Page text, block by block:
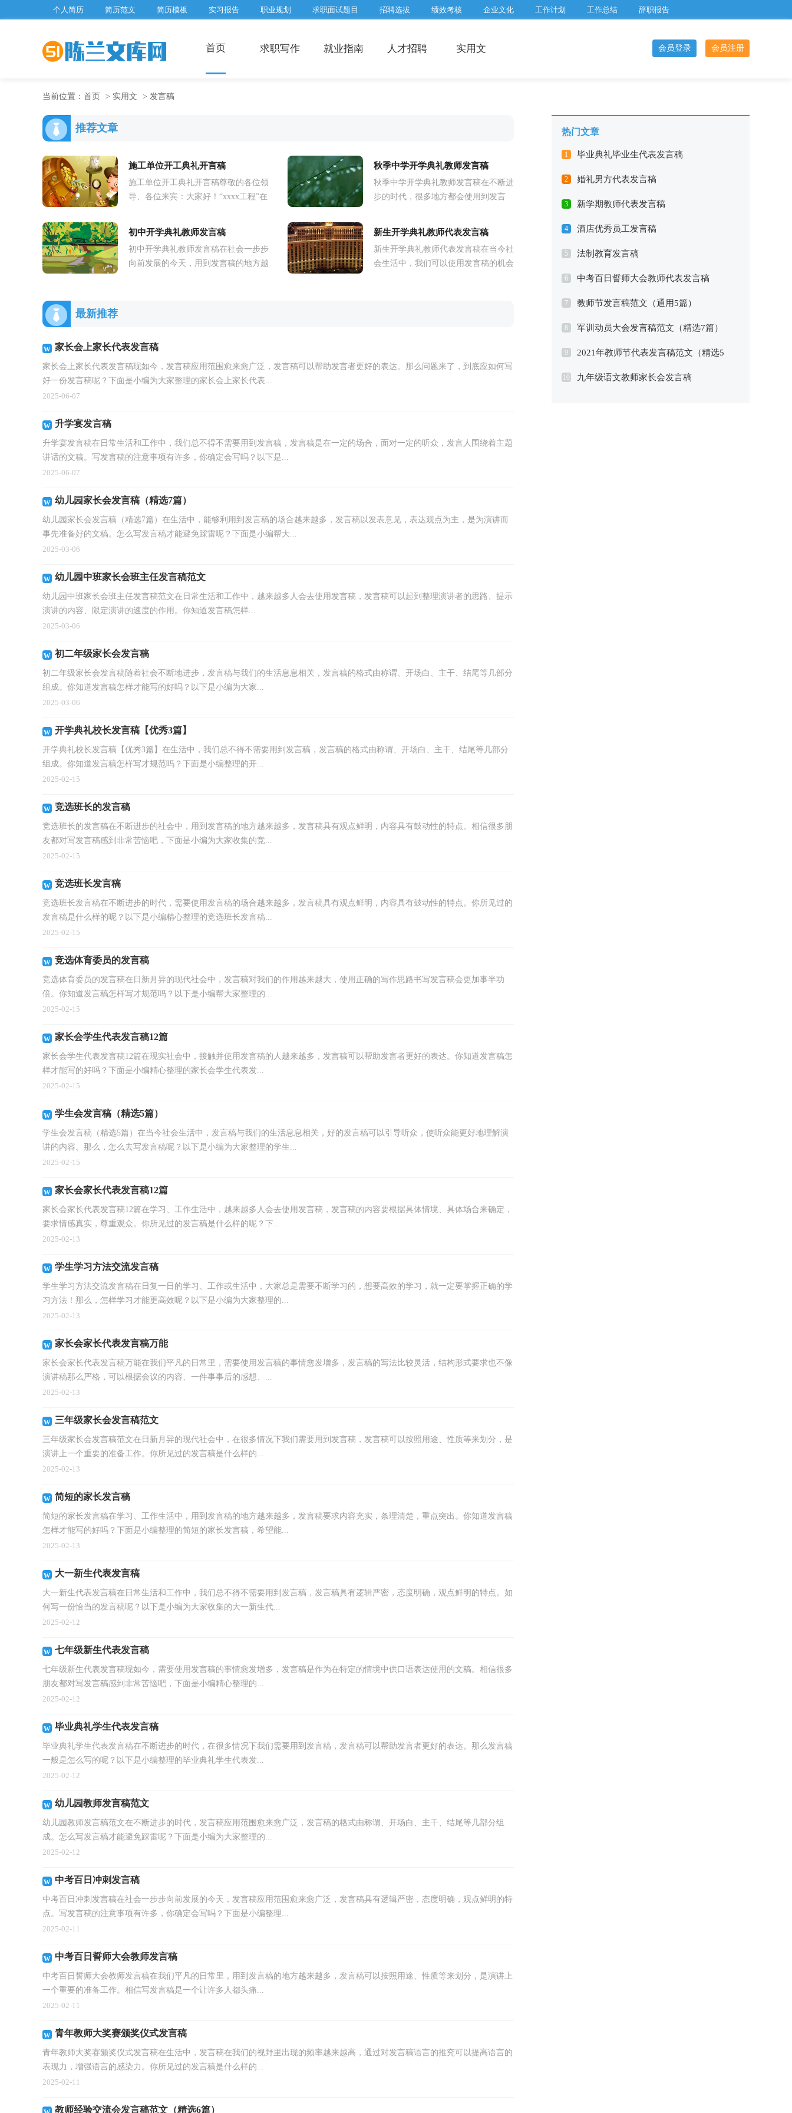
个人简历 简历范文 简历模板 实习报告 职业规划 求职面试题目 招聘选拔 绩效考核 企业文化 工作计划 工作总结 辞职报告
首页 求职写作 就业指南 人才招聘 实用文 会员登录 会员注册
当前位置： 首页 > 实用文 > 发言稿
推荐文章
施工单位开工典礼开言稿
施工单位开工典礼开言稿尊敬的各位领
导、各位来宾：大家好！“xxxx工程”在
下，于20xx年12月20日在这里隆重举...
秋季中学开学典礼教师发言稿
秋季中学开学典礼教师发言稿在不断进
步的时代，很多地方都会使用到发言
体场合来确定，要求情感真实，尊重观
众。...
初中开学典礼教师发言稿
初中开学典礼教师发言稿在社会一步步
向前发展的今天，用到发言稿的地方越
新生开学典礼教师代表发言稿
新生开学典礼教师代表发言稿在当今社
会生活中，我们可以使用发言稿的机会
最新推荐
家长会上家长代表发言稿
家长会上家长代表发言稿现如今，发言稿应用范围愈来愈广泛，发言稿可以帮助发言者更好的表达。那么问题来了，到底应如何写
好一份发言稿呢？下面是小编为大家整理的家长会上家长代表...
2025-06-07
升学宴发言稿
升学宴发言稿在日常生活和工作中，我们总不得不需要用到发言稿，发言稿是在一定的场合，面对一定的听众，发言人围绕着主题
讲话的文稿。写发言稿的注意事项有许多，你确定会写吗？以下是...
2025-06-07
幼儿园家长会发言稿（精选7篇）
幼儿园家长会发言稿（精选7篇）在生活中，能够利用到发言稿的场合越来越多，发言稿以发表意见，表达观点为主，是为演讲而
事先准备好的文稿。怎么写发言稿才能避免踩雷呢？下面是小编帮大...
2025-03-06
幼儿园中班家长会班主任发言稿范文
幼儿园中班家长会班主任发言稿范文在日常生活和工作中，越来越多人会去使用发言稿，发言稿可以起到整理演讲者的思路、提示
演讲的内容、限定演讲的速度的作用。你知道发言稿怎样...
2025-03-06
初二年级家长会发言稿
初二年级家长会发言稿随着社会不断地进步，发言稿与我们的生活息息相关，发言稿的格式由称谓、开场白、主干、结尾等几部分
组成。你知道发言稿怎样才能写的好吗？以下是小编为大家...
2025-03-06
开学典礼校长发言稿【优秀3篇】
开学典礼校长发言稿【优秀3篇】在生活中，我们总不得不需要用到发言稿，发言稿的格式由称谓、开场白、主干、结尾等几部分
组成。你知道发言稿怎样写才规范吗？下面是小编整理的开...
2025-02-15
竞选班长的发言稿
竞选班长的发言稿在不断进步的社会中，用到发言稿的地方越来越多，发言稿具有观点鲜明，内容具有鼓动性的特点。相信很多朋
友都对写发言稿感到非常苦恼吧，下面是小编为大家收集的竞...
2025-02-15
竞选班长发言稿
竞选班长发言稿在不断进步的时代，需要使用发言稿的场合越来越多，发言稿具有观点鲜明，内容具有鼓动性的特点。你所见过的
发言稿是什么样的呢？以下是小编精心整理的竞选班长发言稿...
2025-02-15
竞选体育委员的发言稿
竞选体育委员的发言稿在日新月异的现代社会中，发言稿对我们的作用越来越大，使用正确的写作思路书写发言稿会更加事半功
倍。你知道发言稿怎样写才规范吗？以下是小编帮大家整理的...
2025-02-15
家长会学生代表发言稿12篇
家长会学生代表发言稿12篇在现实社会中，接触并使用发言稿的人越来越多，发言稿可以帮助发言者更好的表达。你知道发言稿怎
样才能写的好吗？下面是小编精心整理的家长会学生代表发...
2025-02-15
学生会发言稿（精选5篇）
学生会发言稿（精选5篇）在当今社会生活中，发言稿与我们的生活息息相关，好的发言稿可以引导听众，使听众能更好地理解演
讲的内容。那么，怎么去写发言稿呢？以下是小编为大家整理的学生...
2025-02-15
家长会家长代表发言稿12篇
家长会家长代表发言稿12篇在学习、工作生活中，越来越多人会去使用发言稿，发言稿的内容要根据具体情境、具体场合来确定，
要求情感真实，尊重观众。你所见过的发言稿是什么样的呢？下...
2025-02-13
学生学习方法交流发言稿
学生学习方法交流发言稿在日复一日的学习、工作或生活中，大家总是需要不断学习的，想要高效的学习，就一定要掌握正确的学
习方法！那么，怎样学习才能更高效呢？以下是小编为大家整理的...
2025-02-13
家长会家长代表发言稿万能
家长会家长代表发言稿万能在我们平凡的日常里，需要使用发言稿的事情愈发增多，发言稿的写法比较灵活，结构形式要求也不像
演讲稿那么严格，可以根据会议的内容、一件事事后的感想、...
2025-02-13
三年级家长会发言稿范文
三年级家长会发言稿范文在日新月异的现代社会中，在很多情况下我们需要用到发言稿，发言稿可以按照用途、性质等来划分，是
演讲上一个重要的准备工作。你所见过的发言稿是什么样的...
2025-02-13
简短的家长发言稿
简短的家长发言稿在学习、工作生活中，用到发言稿的地方越来越多，发言稿要求内容充实，条理清楚，重点突出。你知道发言稿
怎样才能写的好吗？下面是小编整理的简短的家长发言稿，希望能...
2025-02-13
大一新生代表发言稿
大一新生代表发言稿在日常生活和工作中，我们总不得不需要用到发言稿，发言稿具有逻辑严密，态度明确，观点鲜明的特点。如
何写一份恰当的发言稿呢？以下是小编为大家收集的大一新生代...
2025-02-12
七年级新生代表发言稿
七年级新生代表发言稿现如今，需要使用发言稿的事情愈发增多，发言稿是作为在特定的情境中供口语表达使用的文稿。相信很多
朋友都对写发言稿感到非常苦恼吧，下面是小编精心整理的...
2025-02-12
毕业典礼学生代表发言稿
毕业典礼学生代表发言稿在不断进步的时代，在很多情况下我们需要用到发言稿，发言稿可以帮助发言者更好的表达。那么发言稿
一般是怎么写的呢？以下是小编整理的毕业典礼学生代表发...
2025-02-12
幼儿园教师发言稿范文
幼儿园教师发言稿范文在不断进步的时代，发言稿应用范围愈来愈广泛，发言稿的格式由称谓、开场白、主干、结尾等几部分组
成。怎么写发言稿才能避免踩雷呢？下面是小编为大家整理的...
2025-02-12
中考百日冲刺发言稿
中考百日冲刺发言稿在社会一步步向前发展的今天，发言稿应用范围愈来愈广泛，发言稿具有逻辑严密，态度明确，观点鲜明的特
点。写发言稿的注意事项有许多，你确定会写吗？下面是小编整理...
2025-02-11
中考百日誓师大会教师发言稿
中考百日誓师大会教师发言稿在我们平凡的日常里，用到发言稿的地方越来越多，发言稿可以按照用途、性质等来划分，是演讲上
一个重要的准备工作。相信写发言稿是一个让许多人都头痛...
2025-02-11
青年教师大奖赛颁奖仪式发言稿
青年教师大奖赛颁奖仪式发言稿在生活中，发言稿在我们的视野里出现的频率越来越高，通过对发言稿语言的推究可以提高语言的
表现力，增强语言的感染力。你所见过的发言稿是什么样的...
2025-02-11
教师经验交流会发言稿范文（精选6篇）
热门文章
1 毕业典礼毕业生代表发言稿
2 婚礼男方代表发言稿
3 新学期教师代表发言稿
4 酒店优秀员工发言稿
5 法制教育发言稿
6 中考百日誓师大会教师代表发言稿
7 教师节发言稿范文（通用5篇）
8 军训动员大会发言稿范文（精选7篇）
9 2021年教师节代表发言稿范文（精选5
篇）
10 九年级语文教师家长会发言稿